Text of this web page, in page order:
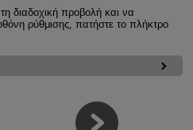
τη διαδοχική προβολή και να
ρύθμισης, πατήστε το πλήκτρο